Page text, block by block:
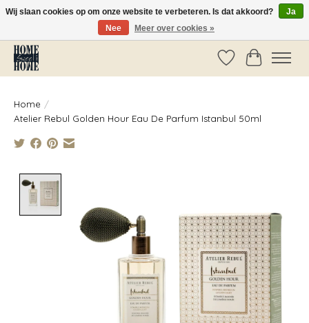
Vóór 14:00 besteld, dezelfde dag verzonden!
Verlanglijst
Home /
Atelier Rebul Golden Hour Eau De Parfum Istanbul 50ml
Wij slaan cookies op om onze website te verbeteren. Is dat akkoord?
Ja
Nee
Meer over cookies »